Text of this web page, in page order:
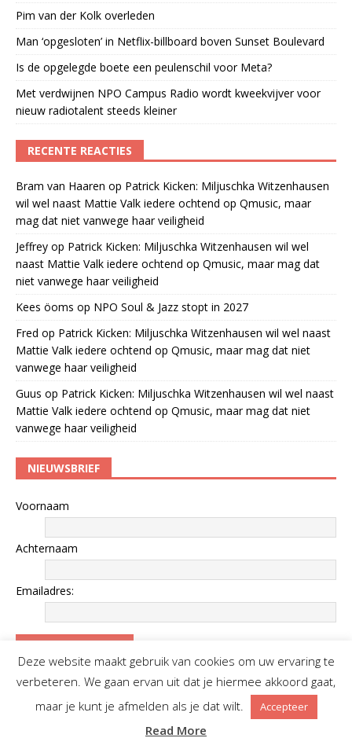
Pim van der Kolk overleden
Man ‘opgesloten’ in Netflix-billboard boven Sunset Boulevard
Is de opgelegde boete een peulenschil voor Meta?
Met verdwijnen NPO Campus Radio wordt kweekvijver voor
nieuw radiotalent steeds kleiner
RECENTE REACTIES
Bram van Haaren op Patrick Kicken: Miljuschka Witzenhausen
wil wel naast Mattie Valk iedere ochtend op Qmusic, maar
mag dat niet vanwege haar veiligheid
Jeffrey op Patrick Kicken: Miljuschka Witzenhausen wil wel
naast Mattie Valk iedere ochtend op Qmusic, maar mag dat
niet vanwege haar veiligheid
Kees öoms op NPO Soul & Jazz stopt in 2027
Fred op Patrick Kicken: Miljuschka Witzenhausen wil wel naast
Mattie Valk iedere ochtend op Qmusic, maar mag dat niet
vanwege haar veiligheid
Guus op Patrick Kicken: Miljuschka Witzenhausen wil wel naast
Mattie Valk iedere ochtend op Qmusic, maar mag dat niet
vanwege haar veiligheid
NIEUWSBRIEF
Voornaam
Achternaam
Emailadres:
WORD VRIEND VAN SPREEKBUIS
Deze website maakt gebruik van cookies om uw ervaring te
verbeteren. We gaan ervan uit dat je hiermee akkoord gaat,
maar je kunt je afmelden als je dat wilt.
Accepteer
Read More